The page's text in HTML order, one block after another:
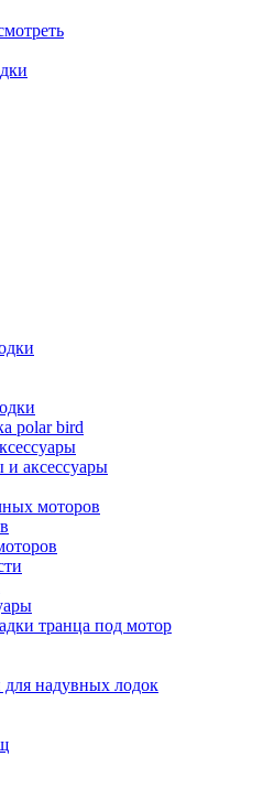
polar bird
аксессуары
моторов
транца под мотор
надувных лодок